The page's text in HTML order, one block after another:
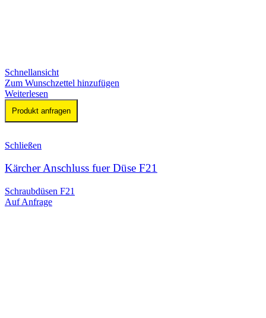
Schnellansicht
Zum Wunschzettel hinzufügen
Weiterlesen
Produkt anfragen
Schließen
Kärcher Anschluss fuer Düse F21
Schraubdüsen F21
Auf Anfrage